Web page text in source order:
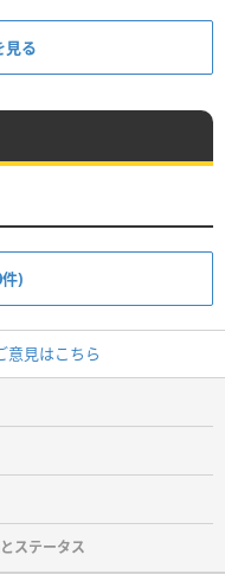
見る
)
意見はこちら
ステータス